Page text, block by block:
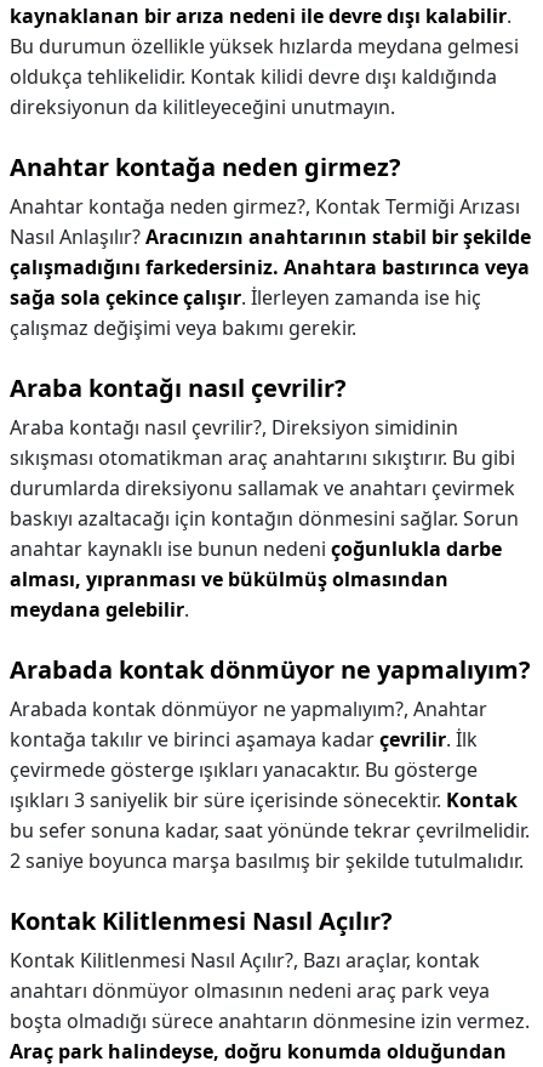
kaynaklanan bir arıza nedeni ile devre dışı kalabilir.
Bu durumun özellikle yüksek hızlarda meydana gelmesi
oldukça tehlikelidir. Kontak kilidi devre dışı kaldığında
direksiyonun da kilitleyeceğini unutmayın.
Anahtar kontağa neden girmez?
Anahtar kontağa neden girmez?, Kontak Termiği Arızası
Nasıl Anlaşılır?Aracınızın anahtarının stabil bir şekilde
çalışmadığını farkedersiniz. Anahtara bastırınca veya
sağa sola çekince çalışır. İlerleyen zamanda ise hiç
çalışmaz değişimi veya bakımı gerekir.
Araba kontağı nasıl çevrilir?
Araba kontağı nasıl çevrilir?, Direksiyon simidinin
sıkışması otomatikman araç anahtarını sıkıştırır. Bu gibi
durumlarda direksiyonu sallamak ve anahtarı çevirmek
baskıyı azaltacağı için kontağın dönmesini sağlar. Sorun
anahtar kaynaklı ise bunun nedeni çoğunlukla darbe
alması, yıpranması ve bükülmüş olmasından
meydana gelebilir.
Arabada kontak dönmüyor ne yapmalıyım?
Arabada kontak dönmüyor ne yapmalıyım?, Anahtar
kontağa takılır ve birinci aşamaya kadarçevrilir. İlk
çevirmede gösterge ışıkları yanacaktır. Bu gösterge
ışıkları 3 saniyelik bir süre içerisinde sönecektir. Kontak
bu sefer sonuna kadar, saat yönünde tekrar çevrilmelidir.
2 saniye boyunca marşa basılmış bir şekilde tutulmalıdır.
Kontak Kilitlenmesi Nasıl Açılır?
Kontak Kilitlenmesi Nasıl Açılır?, Bazı araçlar, kontak
anahtarı dönmüyor olmasının nedeni araç park veya
boşta olmadığı sürece anahtarın dönmesine izin vermez.
Araç park halindeyse, doğru konumda olduğundan